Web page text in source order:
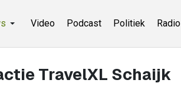
Video Podcast Politiek Radio
TravelXL Schaijk